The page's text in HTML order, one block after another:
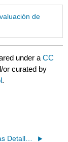
de
under aCC
or curated by
.